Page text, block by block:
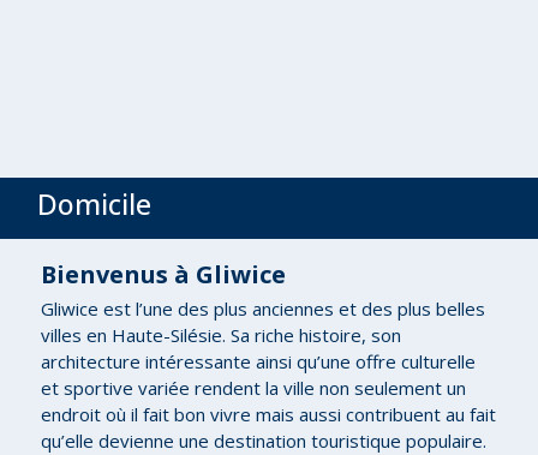
Domicile
Bienvenus à Gliwice
Gliwice est l’une des plus anciennes et des plus belles
villes en Haute-Silésie. Sa riche histoire, son
architecture intéressante ainsi qu’une offre culturelle
et sportive variée rendent la ville non seulement un
endroit où il fait bon vivre mais aussi contribuent au fait
qu’elle devienne une destination touristique populaire.